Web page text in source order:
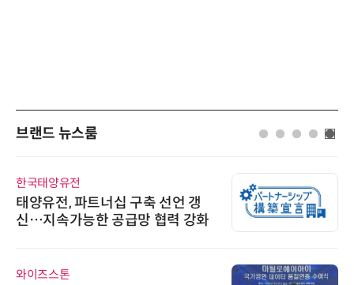
브랜드 뉴스룸
한국태양유전
태양유전, 파트너십 구축 선언 갱
신…지속가능한 공급망 협력 강화
와이즈스톤